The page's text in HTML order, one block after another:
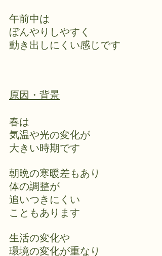
午前中は
ぼんやりしやすく
動き出しにくい感じです
原因・背景
春は
気温や光の変化が
大きい時期です
朝晩の寒暖差もあり
体の調整が
追いつきにくい
こともあります
生活の変化や
環境の変化が重なり